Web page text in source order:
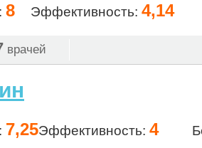
8 Эффективность: 4,14
врачей
7,25Эффективность: 4